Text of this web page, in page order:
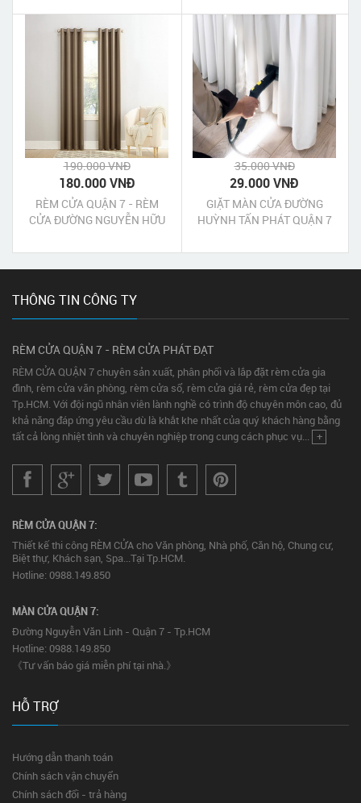
190.000 VNĐ
180.000 VNĐ
RÈM CỬA QUẬN 7 - RÈM
CỬA ĐƯỜNG NGUYỄN HỮU
35.000 VNĐ
29.000 VNĐ
GIẶT MÀN CỬA ĐƯỜNG
HUỲNH TẤN PHÁT QUẬN 7
THÔNG TIN CÔNG TY
RÈM CỬA QUẬN 7 - RÈM CỬA PHÁT ĐẠT
RÈM CỬA QUẬN 7 chuyên sản xuất, phân phối và lắp đặt rèm cửa gia
đình, rèm cửa văn phòng, rèm cửa sổ, rèm cửa giá rẻ, rèm cửa đẹp tại
Tp.HCM. Với đội ngũ nhân viên lành nghề có trình độ chuyên môn cao, đủ
khả năng đáp ứng yêu cầu dù là khắt khe nhất của quý khách hàng bằng
tất cả lòng nhiệt tình và chuyên nghiệp trong cung cách phục vụ... +
RÈM CỬA QUẬN 7:
Thiết kế thi công RÈM CỬA cho Văn phòng, Nhà phố, Căn hộ, Chung cư,
Biệt thự, Khách sạn, Spa...Tại Tp.HCM.
Hotline: 0988.149.850
MÀN CỬA QUẬN 7:
Đường Nguyễn Văn Linh - Quận 7 - Tp.HCM
Hotline: 0988.149.850
《Tư vấn báo giá miễn phí tại nhà.》
HỖ TRỢ
Hướng dẫn thanh toán
Chính sách vận chuyển
Chính sách đổi - trả hàng